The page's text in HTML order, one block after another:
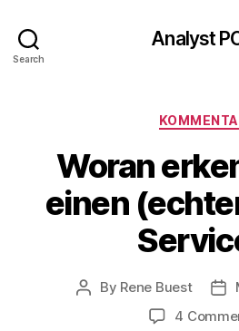
Search
Analyst
Woran
einen
Post
By Rene Buest
4